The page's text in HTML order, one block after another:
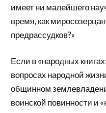
имеет ни малейшего
время, как
предрассудков?»
Если в «народных
вопросах народной
общинном
воинской повинности и